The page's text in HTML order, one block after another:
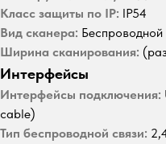
Класс защиты по IP: IP54
Вид сканера: Беспроводной
Ширина сканирования:
Интерфейсы
Интерфейсы подключения:
cable)
Тип беспроводной связи: